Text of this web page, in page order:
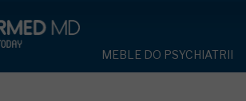
MEBLE DO PSYCHIATRII
MEBLE DO PSYCHIATRII